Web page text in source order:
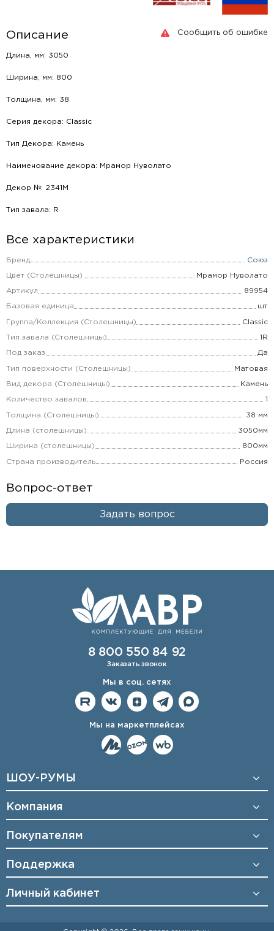
Сообщить об ошибке
Описание
Длина, мм: 3050
Ширина, мм: 800
Толщина, мм: 38
Серия декора: Classic
Тип Декора: Камень
Наименование декора: Мрамор Нуволато
Декор №: 2341М
Тип завала: R
Все характеристики
Бренд Союз
Цвет (Столешницы) Мрамор Нуволато
Артикул 89954
Базовая единица шт
Группа/Коллекция (Столешницы) Classic
Тип завала (Столешницы) 1R
Под заказ Да
Тип поверхности (Столешницы) Матовая
Вид декора (Столешницы) Камень
Количество завалов 1
Толщина (Столешницы) 38 мм
Длина (столешницы) 3050мм
Ширина (столешницы) 800мм
Страна производитель Россия
Вопрос-ответ
Задать вопрос
8 800 550 84 92
Заказать звонок
Мы в соц. сетях
Мы на маркетплейсах
ШОУ-РУМЫ
Компания
Покупателям
Поддержка
Личный кабинет